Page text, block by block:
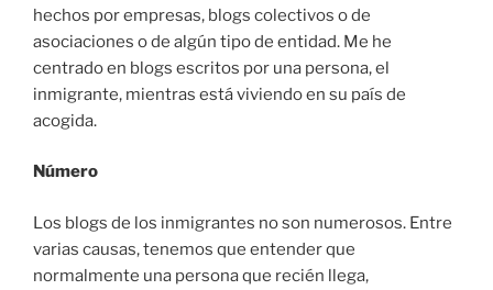
hechos por empresas, blogs colectivos o de
asociaciones o de algún tipo de entidad. Me he
centrado en blogs escritos por una persona, el
inmigrante, mientras está viviendo en su país de
acogida.
Número
Los blogs de los inmigrantes no son numerosos. Entre
varias causas, tenemos que entender que
normalmente una persona que recién llega,